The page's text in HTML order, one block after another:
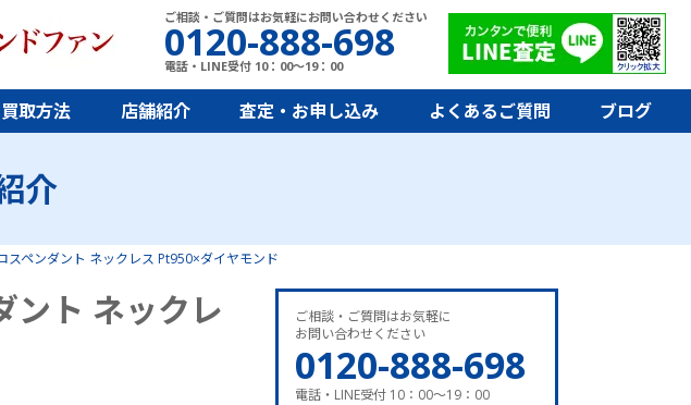
ご相談・ご質問はお気軽にお問い合わせください
0120-888-698
電話・LINE受付 10：00～19：00
買取方法 店舗紹介 査定・お申し込み よくあるご質問 ブログ
介
スペンダント ネックレス Pt950×ダイヤモンド
ント ネックレ
ご相談・ご質問はお気軽に
お問い合わせください
0120-888-698
電話・LINE受付 10：00～19：00